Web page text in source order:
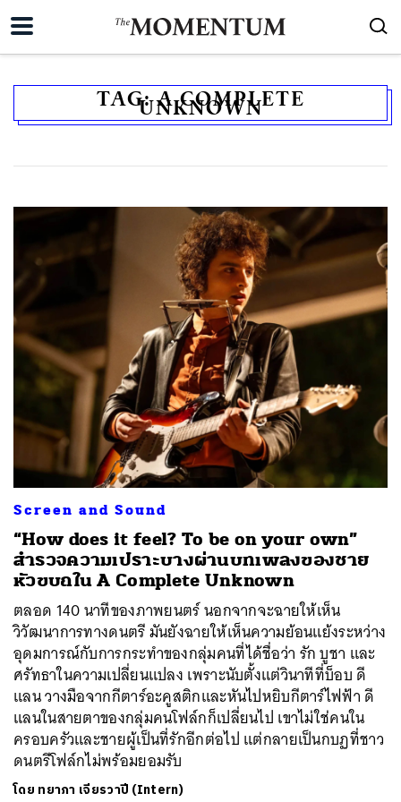
TAG:A COMPLETE
UNKNOWN
Screen and Sound
“How does it feel? To be on your own”
สำรวจความเปราะบางผ่านบทเพลงของชาย
หัวขบถใน A Complete Unknown
ตลอด 140 นาทีของภาพยนตร์ นอกจากจะฉายให้เห็น
วิวัฒนาการทางดนตรี มันยังฉายให้เห็นความย้อนแย้งระหว่าง
อุดมการณ์กับการกระทำของกลุ่มคนที่ได้ชื่อว่า รัก บูชา และ
ศรัทธาในความเปลี่ยนแปลง เพราะนับตั้งแต่วินาทีที่บ็อบ ดี
แลน วางมือจากกีตาร์อะคูสติกและหันไปหยิบกีตาร์ไฟฟ้า ดี
แลนในสายตาของกลุ่มคนโฟล์กก็เปลี่ยนไป เขาไม่ใช่คนใน
ครอบครัวและชายผู้เป็นที่รักอีกต่อไป แต่กลายเป็นกบฏที่ชาว
ดนตรีโฟล์กไม่พร้อมยอมรับ
โดย ทยาภา เจียรวาปี (Intern)
SHARE TWEET